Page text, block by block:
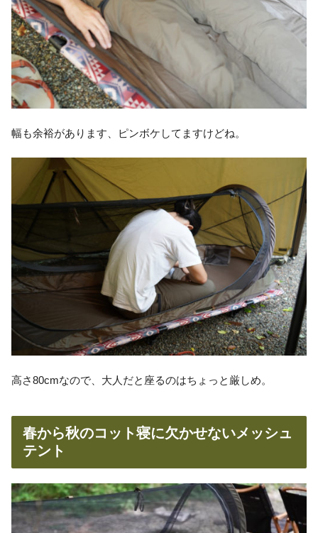
幅も余裕があります、ピンボケしてますけどね。
高さ80cmなので、大人だと座るのはちょっと厳しめ。
春から秋のコット寝に欠かせないメッシュ
テント